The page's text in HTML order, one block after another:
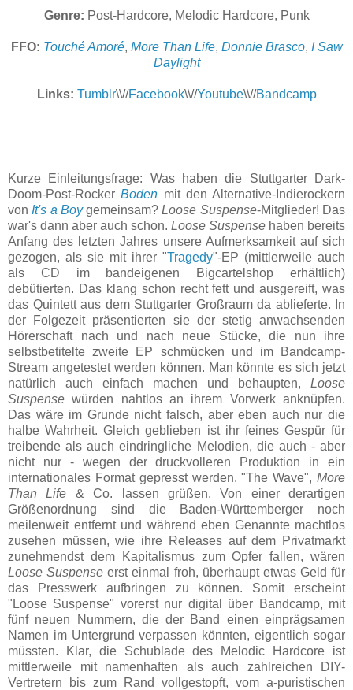
Genre: Post-Hardcore, Melodic Hardcore, Punk
FFO: Touché Amoré, More Than Life, Donnie Brasco, I Saw
Daylight
Links: Tumblr\\//Facebook\\//Youtube\\//Bandcamp
Kurze Einleitungsfrage: Was haben die Stuttgarter Dark-
Doom-Post-RockerBoden mit den Alternative-Indierockern
von It's a Boygemeinsam?Loose Suspense-Mitglieder! Das
war's dann aber auch schon. Loose Suspense haben bereits
Anfang des letzten Jahres unsere Aufmerksamkeit auf sich
gezogen, als sie mit ihrer "Tragedy"-EP (mittlerweile auch
als CD im bandeigenen Bigcartelshop erhältlich)
debütierten. Das klang schon recht fett und ausgereift, was
das Quintett aus dem Stuttgarter Großraum da ablieferte. In
der Folgezeit präsentierten sie der stetig anwachsenden
Hörerschaft nach und nach neue Stücke, die nun ihre
selbstbetitelte zweite EP schmücken und im Bandcamp-
Stream angetestet werden können. Man könnte es sich jetzt
natürlich auch einfach machen und behaupten, Loose
Suspense würden nahtlos an ihrem Vorwerk anknüpfen.
Das wäre im Grunde nicht falsch, aber eben auch nur die
halbe Wahrheit. Gleich geblieben ist ihr feines Gespür für
treibende als auch eindringliche Melodien, die auch - aber
nicht nur - wegen der druckvolleren Produktion in ein
internationales Format gepresst werden. "The Wave", More
Than Life & Co. lassen grüßen. Von einer derartigen
Größenordnung sind die Baden-Württemberger noch
meilenweit entfernt und während eben Genannte machtlos
zusehen müssen, wie ihre Releases auf dem Privatmarkt
zunehmendst dem Kapitalismus zum Opfer fallen, wären
Loose Suspense erst einmal froh, überhaupt etwas Geld für
das Presswerk aufbringen zu können. Somit erscheint
"Loose Suspense" vorerst nur digital über Bandcamp, mit
fünf neuen Nummern, die der Band einen einprägsamen
Namen im Untergrund verpassen könnten, eigentlich sogar
müssten. Klar, die Schublade des Melodic Hardcore ist
mittlerweile mit namenhaften als auch zahlreichen DIY-
Vertretern bis zum Rand vollgestopft, vom a-puristischen